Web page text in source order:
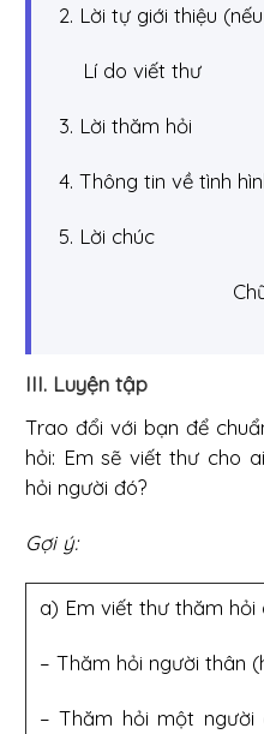
2. Lời tự giới thiệu
Lí do viết thư
3. Lời thăm hỏi
4. Thông tin về tình
5. Lời chúc
III. Luyện tập
Trao đổi với bạn để
hỏi: Em sẽ viết thư cho
hỏi người đó?
Gợi ý:
a) Em viết thư thăm hỏi
– Thăm hỏi người thân
– Thăm hỏi một